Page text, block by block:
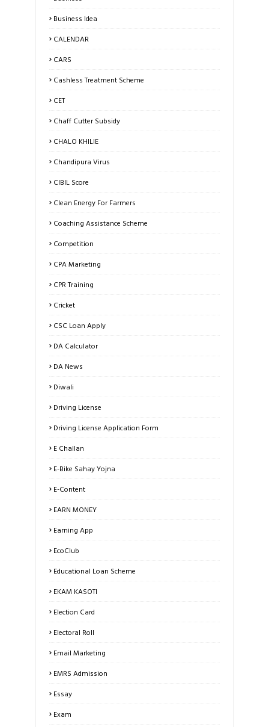
Business Idea
CALENDAR
CARS
Cashless Treatment Scheme
CET
Chaff Cutter Subsidy
CHALO KHILIE
Chandipura Virus
CIBIL Score
Clean Energy For Farmers
Coaching Assistance Scheme
Competition
CPA Marketing
CPR Training
Cricket
CSC Loan Apply
DA Calculator
DA News
Diwali
Driving License
Driving License Application Form
E Challan
E-Bike Sahay Yojna
E-Content
EARN MONEY
Earning App
EcoClub
Educational Loan Scheme
EKAM KASOTI
Election Card
Electoral Roll
Email Marketing
EMRS Admission
Essay
Exam